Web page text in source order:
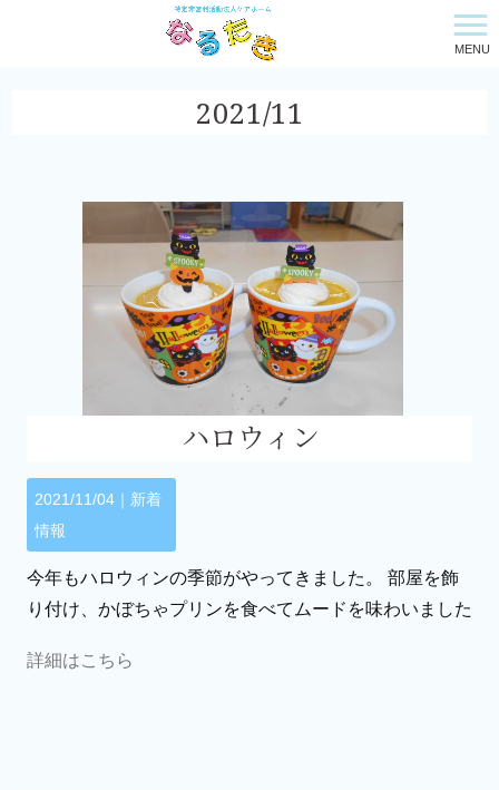
MENU
特定非営利活動法人ケアホーム・なるたき HOME
2021/11
ハロウィン
2021/11/04｜ 新着
情報
今年もハロウィンの季節がやってきました。 部屋を飾
り付け、かぼちゃプリンを食べてムードを味わいました
詳細はこちら